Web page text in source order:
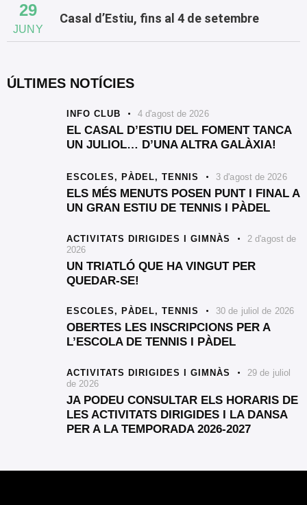
29
JUNY
Casal d’Estiu, fins al 4 de setembre
ÚLTIMES NOTÍCIES
INFO CLUB 4 d'agost de 2026
EL CASAL D’ESTIU DEL FOMENT TANCA
UN JULIOL… D’UNA ALTRA GALÀXIA!
ESCOLES, PÀDEL, TENNIS 3 d'agost de 2026
ELS MÉS MENUTS POSEN PUNT I FINAL A
UN GRAN ESTIU DE TENNIS I PÀDEL
ACTIVITATS DIRIGIDES I GIMNÀS
2 d'agost de
2026
UN TRIATLÓ QUE HA VINGUT PER
QUEDAR-SE!
ESCOLES, PÀDEL, TENNIS 30 de juliol de 2026
OBERTES LES INSCRIPCIONS PER A
L’ESCOLA DE TENNIS I PÀDEL
ACTIVITATS DIRIGIDES I GIMNÀS
29 de juliol
de 2026
JA PODEU CONSULTAR ELS HORARIS DE
LES ACTIVITATS DIRIGIDES I LA DANSA
PER A LA TEMPORADA 2026-2027